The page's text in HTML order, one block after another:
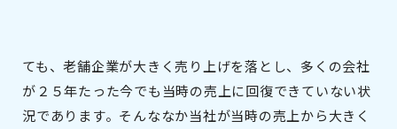
ても、老舗企業が大きく売り上げを落とし、多くの会社
が２５年たった今でも当時の売上に回復できていない状
況であります。そんななか当社が当時の売上から大きく